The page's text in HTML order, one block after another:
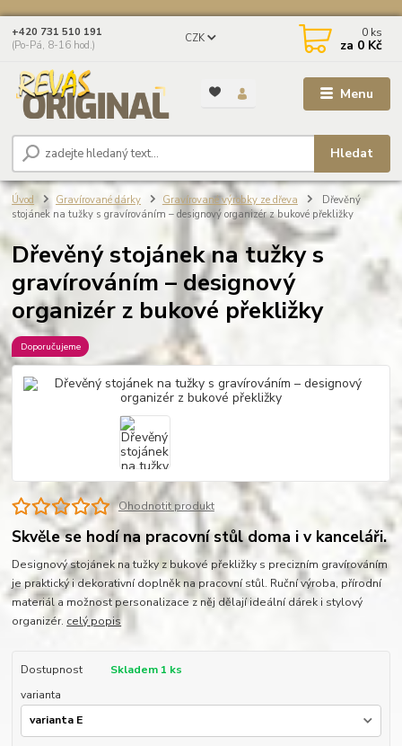
Menu
CZK
Hledat
+420 731 510 191
(Po-Pá, 8-16 hod.)
0 ks
za 0 Kč
Úvod Gravírované dárky Gravírované výrobky ze dřeva
Dřevěný
stojánek na tužky s gravírováním – designový organizér z bukové překližky
Dřevěný stojánek na tužky s
gravírováním – designový
organizér z bukové překližky
Doporučujeme
Ohodnotit produkt
Skvěle se hodí na pracovní stůl doma i v kanceláři.
Designový stojánek na tužky z bukové překližky s precizním gravírováním
je praktický i dekorativní doplněk na pracovní stůl. Ruční výroba, přírodní
materiál a možnost personalizace z něj dělají ideální dárek i stylový
organizér. celý popis
Dostupnost
Skladem 1 ks
varianta